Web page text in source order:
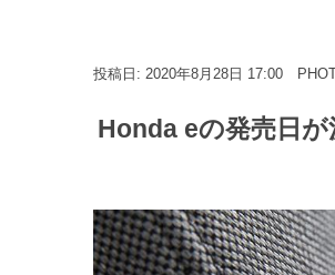
投稿日: 2020年8月28日 17:00
Honda eの発売日が